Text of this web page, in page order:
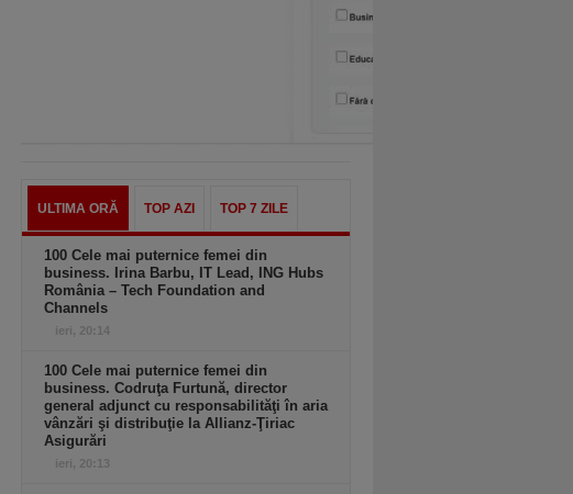
ULTIMA ORĂ TOP AZI TOP 7 ZILE
100 Cele mai puternice femei din
business. Irina Barbu, IT Lead, ING Hubs
România – Tech Foundation and
Channels
ieri, 20:14
100 Cele mai puternice femei din
business. Codruţa Furtună, director
general adjunct cu responsabilităţi în aria
vânzări şi distribuţie la Allianz-Ţiriac
Asigurări
ieri, 20:13